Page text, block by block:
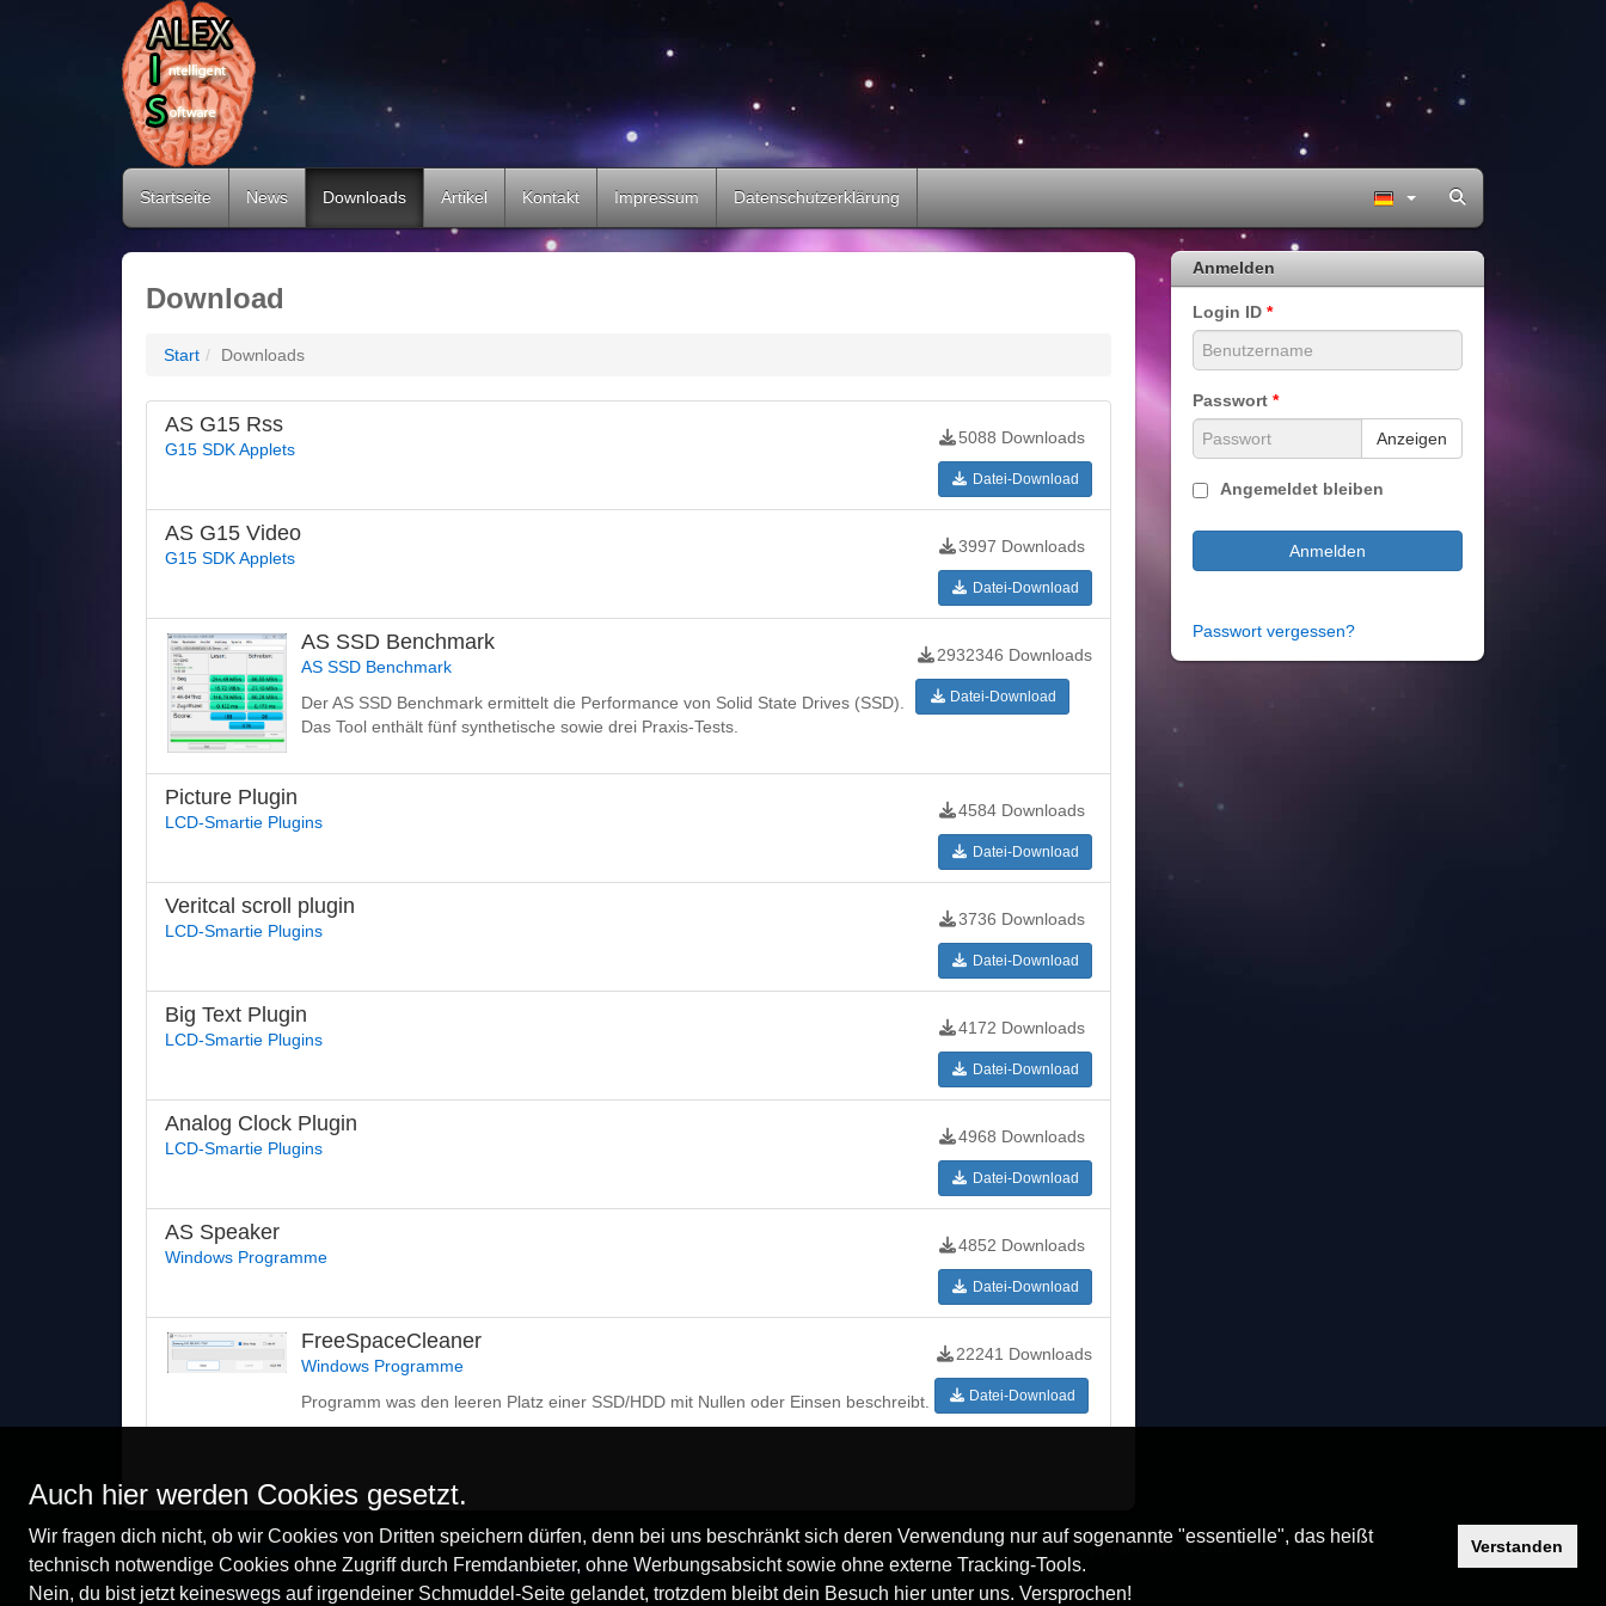
Auch hier werden Cookies gesetzt.
Wir fragen dich nicht, ob wir Cookies von Dritten speichern dürfen, denn bei uns beschränkt sich deren Verwendung nur auf sogenannte "essentielle", das heißt
technisch notwendige Cookies ohne Zugriff durch Fremdanbieter, ohne Werbungsabsicht sowie ohne externe Tracking-Tools.
Nein, du bist jetzt keineswegs auf irgendeiner Schmuddel-Seite gelandet, trotzdem bleibt dein Besuch hier unter uns. Versprochen!
Verstanden
Startseite News Downloads Artikel Kontakt Impressum Datenschutzerklärung
Download
Start Downloads
5088 Downloads
Datei-Download
AS G15 Rss
G15 SDK Applets
3997 Downloads
Datei-Download
AS G15 Video
G15 SDK Applets
2932346 Downloads
Datei-Download
AS SSD Benchmark
AS SSD Benchmark
Der AS SSD Benchmark ermittelt die Performance von Solid State Drives (SSD).
Das Tool enthält fünf synthetische sowie drei Praxis-Tests.
4584 Downloads
Datei-Download
Picture Plugin
LCD-Smartie Plugins
3736 Downloads
Datei-Download
Veritcal scroll plugin
LCD-Smartie Plugins
4172 Downloads
Datei-Download
Big Text Plugin
LCD-Smartie Plugins
4968 Downloads
Datei-Download
Analog Clock Plugin
LCD-Smartie Plugins
4852 Downloads
Datei-Download
AS Speaker
Windows Programme
22241 Downloads
Datei-Download
FreeSpaceCleaner
Windows Programme
Programm was den leeren Platz einer SSD/HDD mit Nullen oder Einsen beschreibt.
Anmelden
Login ID*
Passwort*
Anzeigen
Angemeldet bleiben
Anmelden
Passwort vergessen?
Powered byPHPFusion. Copyright © 2026 PHP Fusion Inc.
Released as free software without warranties underGNU Affero GPLv3.
Theme byThemify.me. Converted to PHPFusion by: Khalid
Copyright Alex © 2025